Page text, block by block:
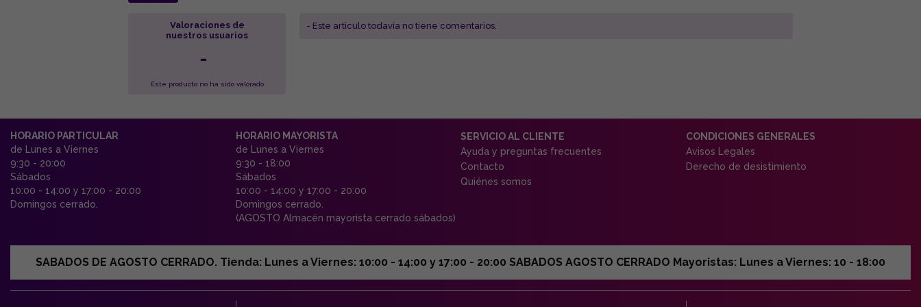
Valoraciones de
nuestros usuarios
-
Este producto no ha sido valorado
- Este articulo todavía no tiene comentarios.
HORARIO PARTICULAR
de Lunes a Viernes
9:30 - 20:00
Sábados
10:00 - 14:00 y 17:00 - 20:00
Domingos cerrado.
HORARIO MAYORISTA
de Lunes a Viernes
9:30 - 18:00
Sábados
10:00 - 14:00 y 17:00 - 20:00
Domingos cerrado.
(AGOSTO Almacén mayorista cerrado sábados)
SERVICIO AL CLIENTE
Ayuda y preguntas frecuentes
Contacto
Quiénes somos
CONDICIONES GENERALES
Avisos Legales
Derecho de desistimiento
SABADOS DE AGOSTO CERRADO. Tienda: Lunes a Viernes: 10:00 - 14:00 y 17:00 - 20:00 SABADOS AGOSTO CERRADO Mayoristas: Lunes a Viernes: 10 - 18:00